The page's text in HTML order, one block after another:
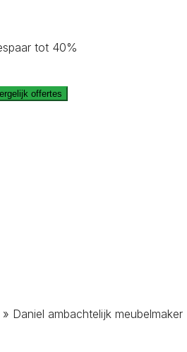
tot 40%
offertes
» Daniel ambachtelijk meubelmaker